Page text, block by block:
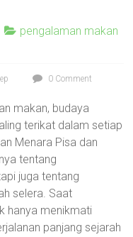
pengalaman makan
0 Comment
makan, budaya
terikat dalam setiap
Menara Pisa dan
tentang
juga tentang
selera. Saat
hanya menikmati
panjang sejarah